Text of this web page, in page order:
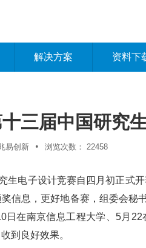
解决方案 资料下
三届中国研究
易创新 • 浏览次数： 22458
生电子设计竞赛自四月初正式
信息，更好地备赛，组委会
日在南京信息工程大学、5月
到良好效果。